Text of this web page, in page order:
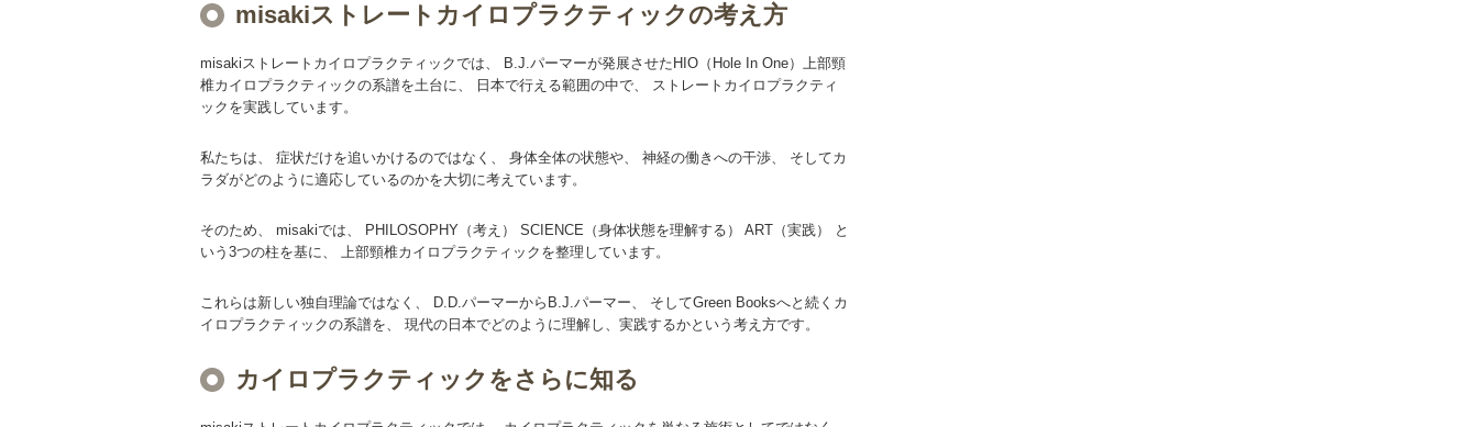
misakiストレートカイロプラクティックの考え方
misakiストレートカイロプラクティックでは、 B.J.パーマーが発展させたHIO（Hole In One）上部頸
椎カイロプラクティックの系譜を土台に、 日本で行える範囲の中で、 ストレートカイロプラクティ
ックを実践しています。
私たちは、 症状だけを追いかけるのではなく、 身体全体の状態や、 神経の働きへの干渉、 そしてカ
ラダがどのように適応しているのかを大切に考えています。
そのため、 misakiでは、 PHILOSOPHY（考え） SCIENCE（身体状態を理解する） ART（実践） と
いう3つの柱を基に、 上部頸椎カイロプラクティックを整理しています。
これらは新しい独自理論ではなく、 D.D.パーマーからB.J.パーマー、 そしてGreen Booksへと続くカ
イロプラクティックの系譜を、 現代の日本でどのように理解し、実践するかという考え方です。
カイロプラクティックをさらに知る